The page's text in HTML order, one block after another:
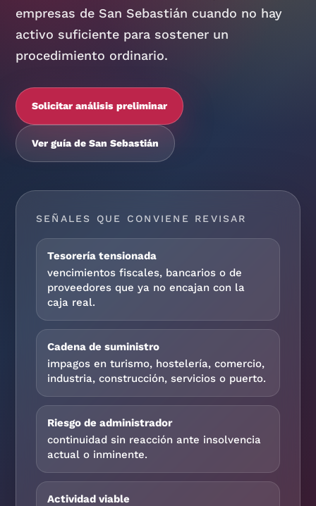
empresas de San Sebastián cuando no hay
activo suficiente para sostener un
procedimiento ordinario.
Solicitar análisis preliminar
Ver guía de San Sebastián
SEÑALES QUE CONVIENE REVISAR
Tesorería tensionada
vencimientos fiscales, bancarios o de
proveedores que ya no encajan con la
caja real.
Cadena de suministro
impagos en turismo, hostelería, comercio,
industria, construcción, servicios o puerto.
Riesgo de administrador
continuidad sin reacción ante insolvencia
actual o inminente.
Actividad viable